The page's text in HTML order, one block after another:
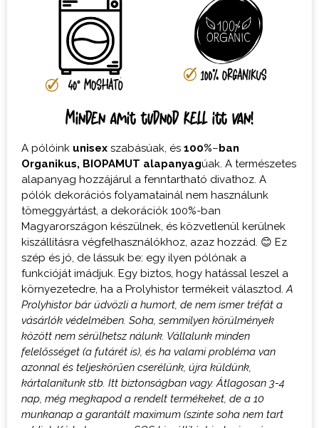
Minden amit tudnod kell itt van!
A pólóink unisex szabásúak, és 100%–ban
Organikus, BIOPAMUT alapanyagúak. A természetes
alapanyag hozzájárul a fenntartható divathoz. A
pólók dekorációs folyamatainál nem használunk
tömeggyártást, a dekorációk 100%-ban
Magyarországon készülnek, és közvetlenül kerülnek
kiszállításra végfelhasználókhoz, azaz hozzád. 😊 Ez
szép és jó, de lássuk be: egy ilyen pólónak a
funkcióját imádjuk. Egy biztos, hogy hatással leszel a
környezetedre, ha a Prolyhistor termékeit választod.A
Prolyhistor bár üdvözli a humort, de nem ismer tréfát a
vásárlók védelmében. Soha, semmilyen körülmények
között nem sérülhetsz nálunk. Vállalunk minden
felelősséget (a futárét is), és ha valami probléma van
azonnal és teljeskörűen cserélünk, újra küldünk,
kártalanítunk stb. Itt biztonságban vagy.Átlagosan 3-4
nap, még megkapod a rendelt termékeket, de a 10
munkanap a garantált maximum (szinte soha nem tart